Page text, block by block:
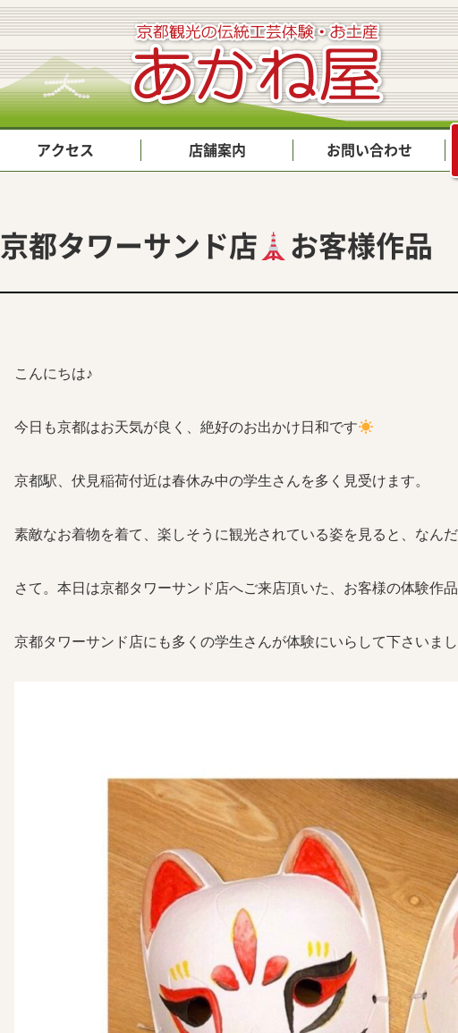
アクセス 店舗案内 お問い合わせ
京都タワーサンド店 お客様作品
こんにちは♪
今日も京都はお天気が良く、絶好のお出かけ日和です
京都駅、伏見稲荷付近は春休み中の学生さんを多く見受けます。
素敵なお着物を着て、楽しそうに観光されている姿を見ると、なん
さて。本日は京都タワーサンド店へご来店頂いた、お客様の体験作
京都タワーサンド店にも多くの学生さんが体験にいらして下さいま